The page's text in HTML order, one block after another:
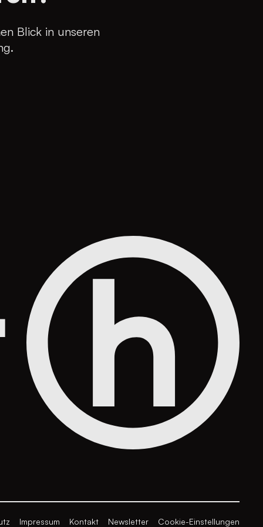
Blick in unseren
Impressum Kontakt Newsletter Cookie-Einstellungen